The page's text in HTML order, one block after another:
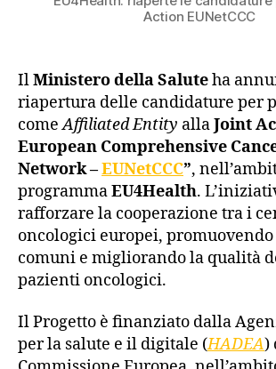
Action EUNetCCC
IlMinistero della Saluteha
riapertura delle candidature per
comeAffiliated Entity allaJoint
European Comprehensive
Network –EUNetCCC”,
programmaEU4Health.
rafforzare la cooperazione tra i
oncologici europei,
comuni e migliorando la qualità
pazienti oncologici.
Il Progetto è finanziato dalla
per la salute e il digitale (HADEA)